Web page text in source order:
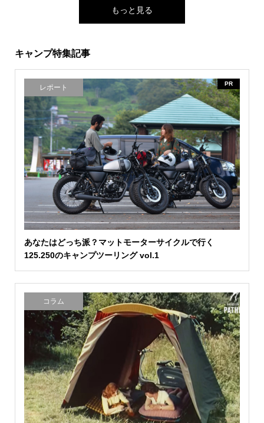
もっと見る
キャンプ特集記事
レポート PR
あなたはどっち派？マットモーターサイクルで行く
125.250のキャンプツーリング vol.1
コラム